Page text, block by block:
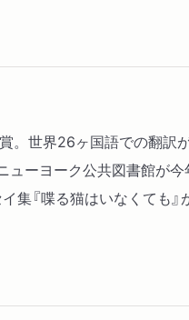
。世界26ヶ国語での翻訳
ューヨーク公共図書館が今
集『喋る猫はいなくても』